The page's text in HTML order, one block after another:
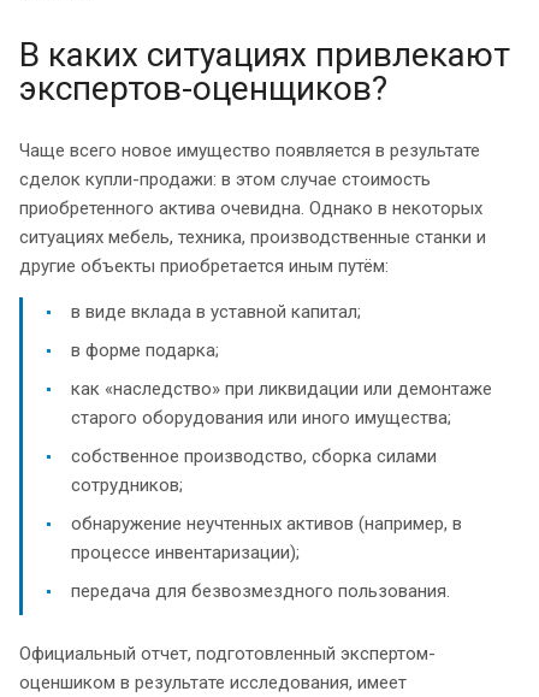
В каких ситуациях привлекают
экспертов-оценщиков?
Чаще всего новое имущество появляется в результате
сделок купли-продажи: в этом случае стоимость
приобретенного актива очевидна. Однако в некоторых
ситуациях мебель, техника, производственные станки и
другие объекты приобретается иным путём:
в виде вклада в уставной капитал;
в форме подарка;
как «наследство» при ликвидации или демонтаже
старого оборудования или иного имущества;
собственное производство, сборка силами
сотрудников;
обнаружение неучтенных активов (например, в
процессе инвентаризации);
передача для безвозмездного пользования.
Официальный отчет, подготовленный экспертом-
оценшиком в результате исследования, имеет